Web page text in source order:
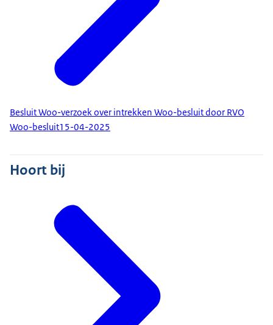
Besluit Woo-verzoek over intrekken Woo-besluit door RVO
Woo-besluit15-04-2025
Hoort bij